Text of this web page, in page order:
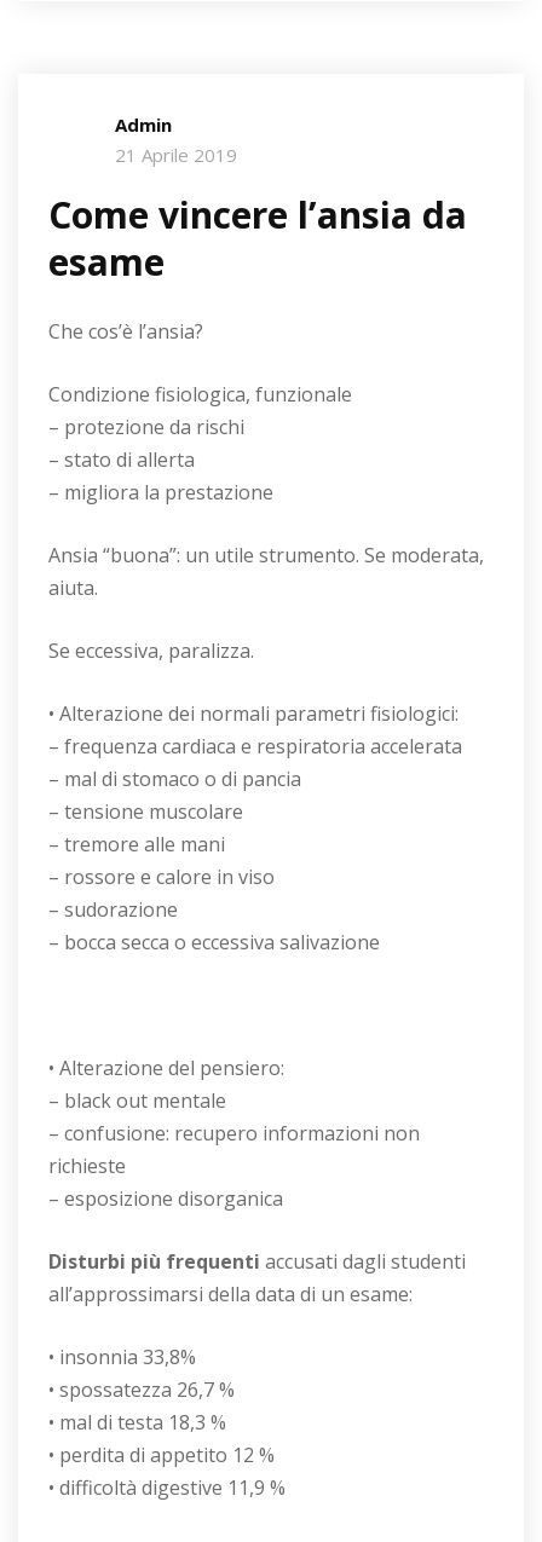
Admin
21 Aprile 2019
Come vincere l’ansia da
esame
Che cos’è l’ansia?
Condizione fisiologica, funzionale
– protezione da rischi
– stato di allerta
– migliora la prestazione
Ansia “buona”: un utile strumento. Se moderata,
aiuta.
Se eccessiva, paralizza.
• Alterazione dei normali parametri fisiologici:
– frequenza cardiaca e respiratoria accelerata
– mal di stomaco o di pancia
– tensione muscolare
– tremore alle mani
– rossore e calore in viso
– sudorazione
– bocca secca o eccessiva salivazione
• Alterazione del pensiero:
– black out mentale
– confusione: recupero informazioni non
richieste
– esposizione disorganica
Disturbi più frequenti accusati dagli studenti
all’approssimarsi della data di un esame:
• insonnia 33,8%
• spossatezza 26,7 %
• mal di testa 18,3 %
• perdita di appetito 12 %
• difficoltà digestive 11,9 %